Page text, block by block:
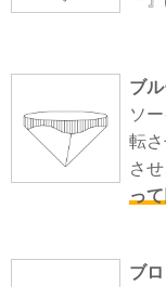
ブ
ソ
転
さ
っ
ブ